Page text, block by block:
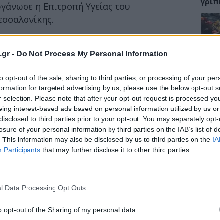
- Do Not Process My Personal Information
opt-out of the sale, sharing to third parties, or processing of your
for targeted advertising by us, please use the below opt-out
selection. Please note that after your opt-out request is processed
interest-based ads based on personal information utilized by us
to third parties prior to your opt-out. You may separately
of your personal information by third parties on the IAB’s list of
This information may also be disclosed by us to third parties on the
Participants that may further disclose it to other third parties.
Data Processing Opt Outs
opt-out of the Sharing of my personal data.
η Επιτροπή Υγείας του
& the Campus» και διεξήχθη στο
παρουσίασαν επιστημονικά
πρόληψη και τις καθημερινές συνήθειες
το πέρας των εισηγήσεων ακολούθησε
ζωής
μέσου πρωτογενούς πρόληψης
, καθηγήτρια Ιατρικής Βιοπαθολογίας-
5